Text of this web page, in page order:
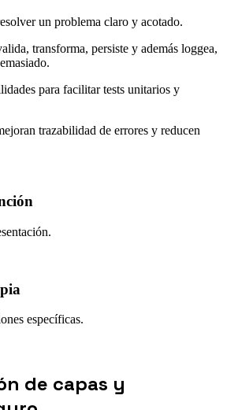
un problema claro y acotado.
transforma, persiste y además loggea,
para facilitar tests unitarios y
trazabilidad de errores y reducen
específicas.
de capas y